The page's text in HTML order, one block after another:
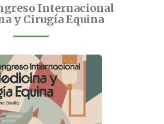
Internacional
y Cirugía Equina